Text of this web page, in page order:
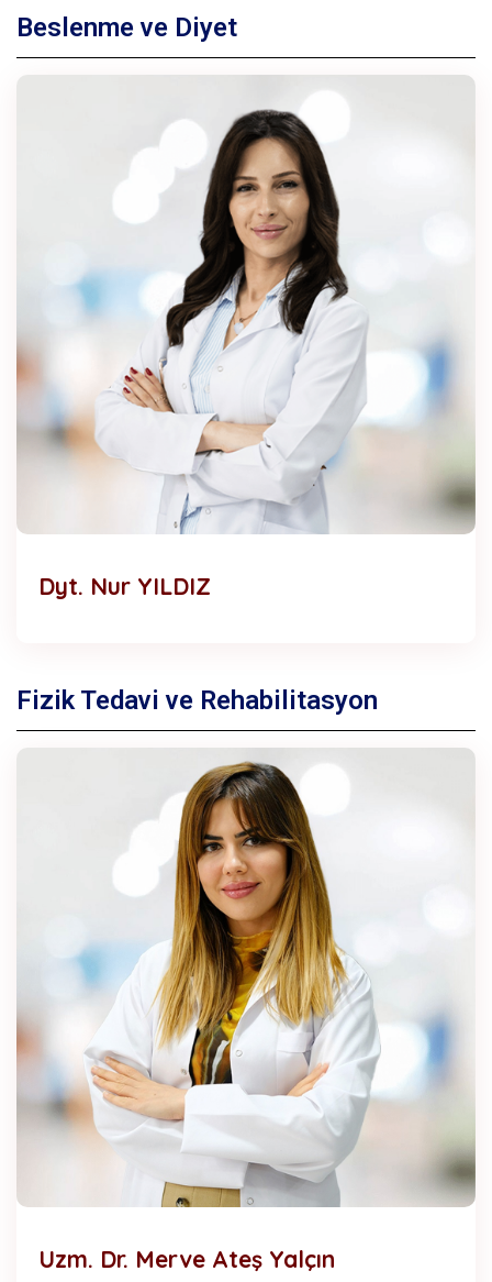
Beslenme ve Diyet
Dyt. Nur YILDIZ
Fizik Tedavi ve Rehabilitasyon
Uzm. Dr. Merve Ateş Yalçın